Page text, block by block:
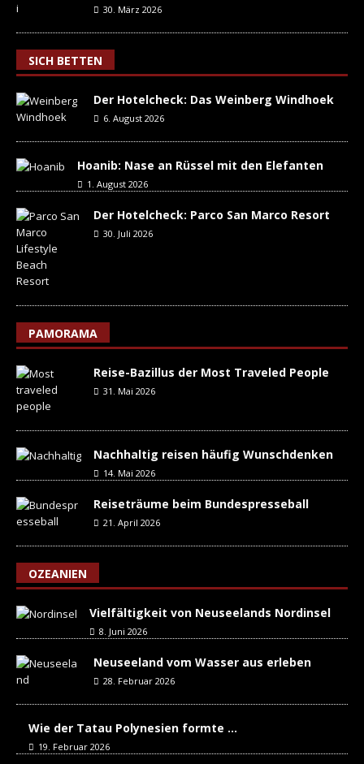
30. März 2026
SICH BETTEN
Der Hotelcheck: Das Weinberg Windhoek
6. August 2026
Hoanib: Nase an Rüssel mit den Elefanten
1. August 2026
Der Hotelcheck: Parco San Marco Resort
30. Juli 2026
PAMORAMA
Reise-Bazillus der Most Traveled People
31. Mai 2026
Nachhaltig reisen häufig Wunschdenken
14. Mai 2026
Reiseträume beim Bundespresseball
21. April 2026
OZEANIEN
Vielfältigkeit von Neuseelands Nordinsel
8. Juni 2026
Neuseeland vom Wasser aus erleben
28. Februar 2026
Wie der Tatau Polynesien formte …
19. Februar 2026